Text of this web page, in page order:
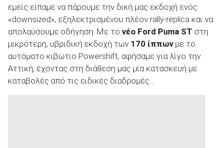
εμείς είπαμε να πάρουμε την δική μας εκδοχή ενός
«downsized», εξηλεκτρισμένου πλέον rally-replica και να
απολαύσουμε οδήγηση. Με το νέο Ford Puma ST στη
μικρότερη, υβριδική εκδοχή των 170 ίππωνμε το
αυτόματο κιβώτιο Powershift, αφήσαμε για λίγο την
Αττική, έχοντας στη διάθεση μας μία κατασκευή με
καταβολές από τις ειδικές διαδρομές…